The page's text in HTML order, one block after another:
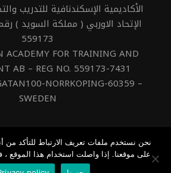
الأكاديمية الإسكندنافية للتدريب
559173
ACADEMY FOR TRAINING AND
AB – REG NO. 559173-7431
NORRKOPING-60359 –
SWEDEN
Made With Dimofinf
نحن نستخدم ملفات تعريف الارتباط للتأكد من
على موقعنا. إذا واصلت استخدام هذا الموقع